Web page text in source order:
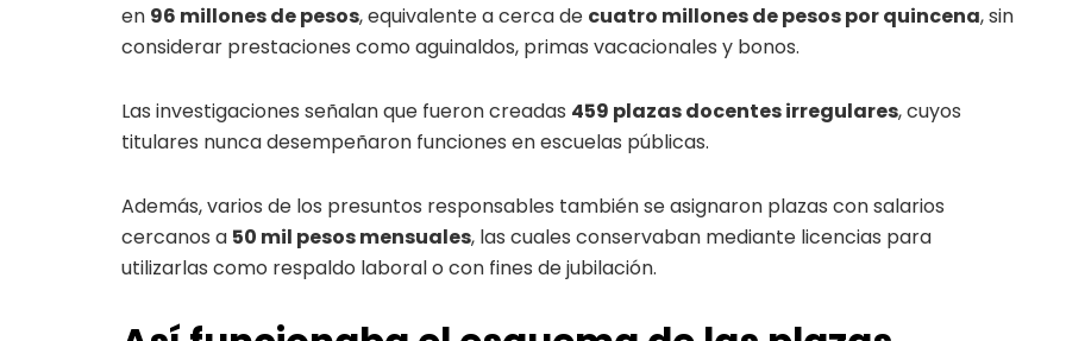
en 96 millones de pesos, equivalente a cerca de cuatro millones de pesos por quincena, sin
considerar prestaciones como aguinaldos, primas vacacionales y bonos.
Las investigaciones señalan que fueron creadas 459 plazas docentes irregulares, cuyos
titulares nunca desempeñaron funciones en escuelas públicas.
Además, varios de los presuntos responsables también se asignaron plazas con salarios
cercanos a 50 mil pesos mensuales, las cuales conservaban mediante licencias para
utilizarlas como respaldo laboral o con fines de jubilación.